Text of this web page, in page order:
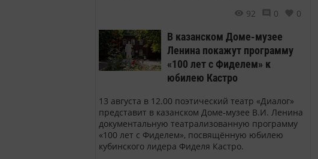
92
0 0
В казанском Доме-музее
Ленина покажут программу
«100 лет с Фиделем» к
юбилею Кастро
13 августа в 12.00 поэтический театр «Диалог»
представит в казанском Доме-музее В.И. Ленина
документальную театрализованную программу
«100 лет с Фиделем», посвящённую юбилею
кубинского лидера Фиделя Кастро.